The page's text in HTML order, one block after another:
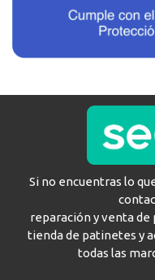
Si no encuentras lo
reparación y venta
tienda de patinetes y
todas las